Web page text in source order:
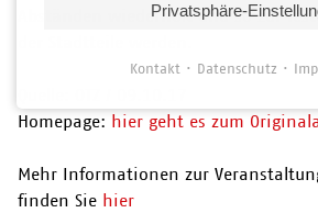
Abständen wiederholt und so zur
Homepage: hier geht es zum
Mehr Informationen zur
finden Sie hier
Privatsphäre-
Kontakt Datenschutz